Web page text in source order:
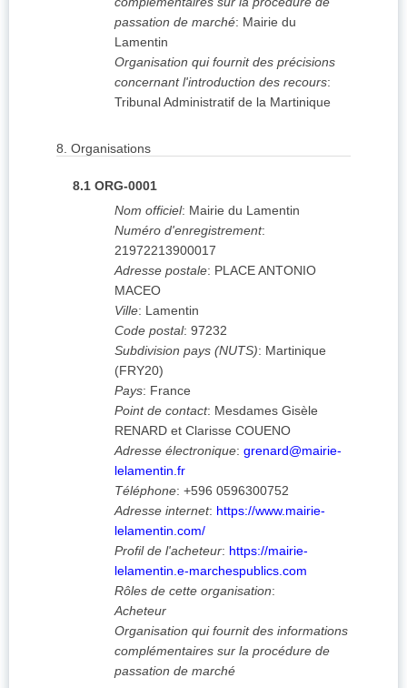
passation de marché: Mairie du
Lamentin
Organisation qui fournit des précisions
concernant l'introduction des recours:
Tribunal Administratif de la Martinique
8. Organisations
8.1 ORG-0001
Nom officiel: Mairie du Lamentin
Numéro d'enregistrement:
21972213900017
Adresse postale: PLACE ANTONIO
MACEO
Ville: Lamentin
Code postal: 97232
Subdivision pays (NUTS): Martinique
(FRY20)
Pays: France
Point de contact: Mesdames Gisèle
RENARD et Clarisse COUENO
Adresse électronique: grenard@mairie-
lelamentin.fr
Téléphone: +596 0596300752
Adresse internet: https://www.mairie-
lelamentin.com/
Profil de l'acheteur: https://mairie-
lelamentin.e-marchespublics.com
Rôles de cette organisation:
Acheteur
Organisation qui fournit des informations
complémentaires sur la procédure de
passation de marché